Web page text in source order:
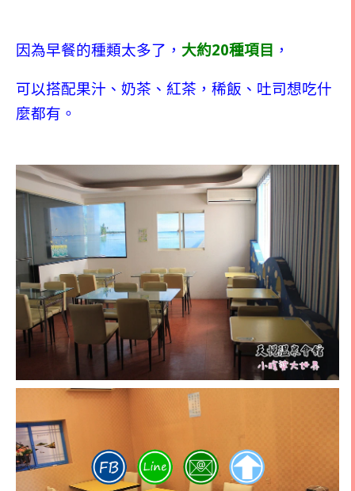
因為早餐的種類太多了， 大約20種項目 ，
可以搭配果汁、奶茶、紅茶，稀飯、吐司想吃什
麼都有。